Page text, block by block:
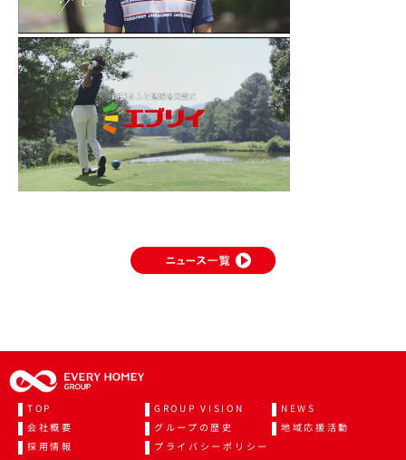
TOP GROUP VISION
NEWS
会社概要
グループの歴史
地域応援活動
採用情報
プライバシーポリシー